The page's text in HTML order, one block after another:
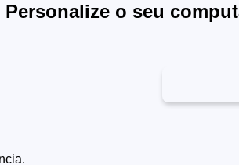
Personalize o seu